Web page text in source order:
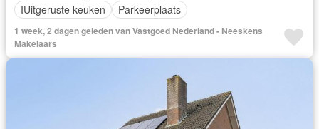
IUitgeruste keuken
Parkeerplaats
1 week, 2 dagen geleden van Vastgoed Nederland - Neeskens
Makelaars